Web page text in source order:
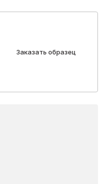
Заказать образец